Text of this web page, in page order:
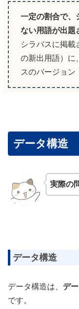
一定の割合で、
ない用語が出題
シラバスに掲載
の新出用語）に
スのバージョン
データ構造
実際の
データ構造
データ構造は、 デ
です。